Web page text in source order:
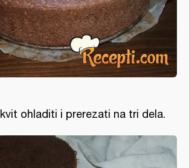
ohladiti i prerezati na tri dela.